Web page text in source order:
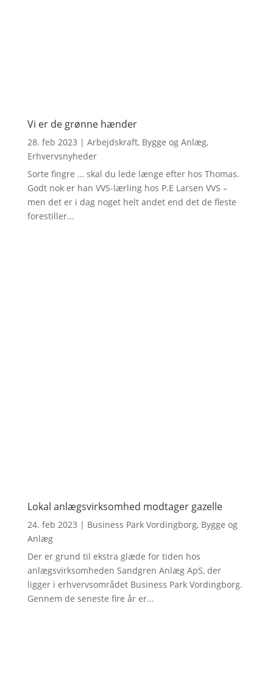
Vi er de grønne hænder
28. feb 2023 | Arbejdskraft, Bygge og Anlæg,
Erhvervsnyheder
Sorte fingre … skal du lede længe efter hos Thomas.
Godt nok er han VVS-lærling hos P.E Larsen VVS –
men det er i dag noget helt andet end det de fleste
forestiller...
Lokal anlægsvirksomhed modtager gazelle
24. feb 2023 | Business Park Vordingborg, Bygge og
Anlæg
Der er grund til ekstra glæde for tiden hos
anlægsvirksomheden Sandgren Anlæg ApS, der
ligger i erhvervsområdet Business Park Vordingborg.
Gennem de seneste fire år er...